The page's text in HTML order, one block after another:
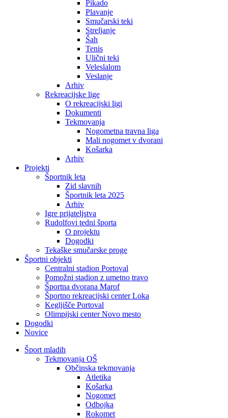
Pikado
Plavanje
Smučarski teki
Streljanje
Šah
Tenis
Ulični teki
Veleslalom
Veslanje
Arhiv
Rekreacijske lige
O rekreacijski ligi
Dokumenti
Tekmovanja
Nogometna travna liga
Mali nogomet v dvorani
Košarka
Arhiv
Projekti
Športnik leta
Zid slavnih
Športnik leta 2025
Arhiv
Igre prijateljstva
Rudolfovi tedni športa
O projektu
Dogodki
Tekaške smučarske proge
Športni objekti
Centralni stadion Portoval
Pomožni stadion z umetno travo
Športna dvorana Marof
Športno rekreacijski center Loka
Kegljišče Portoval
Olimpijski center Novo mesto
Dogodki
Novice
Šport mladih
Tekmovanja OŠ
Občinska tekmovanja
Atletika
Košarka
Nogomet
Odbojka
Rokomet